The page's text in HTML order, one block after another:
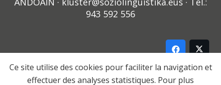
943 592 556
Ce site utilise des cookies pour faciliter la navigation et
effectuer des analyses statistiques. Pour plus